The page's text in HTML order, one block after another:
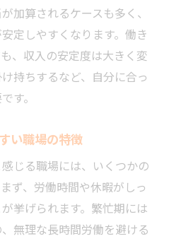
加算されるケースも多く、
定しやすくなります。働き
、収入の安定度は大きく変
持ちするなど、自分に合っ
す。
い職場の特徴
じる職場には、いくつかの
ず、労働時間や休暇がしっ
挙げられます。繁忙期には
無理な長時間労働を避ける